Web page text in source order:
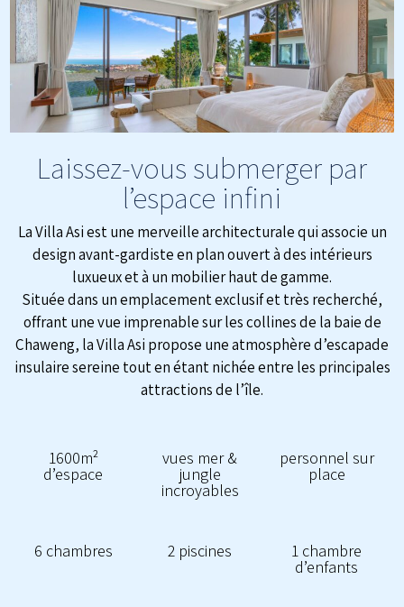
Laissez-vous submerger par
l’espace infini
La Villa Asi est une merveille architecturale qui associe un
design avant-gardiste en plan ouvert à des intérieurs
luxueux et à un mobilier haut de gamme.​
Située dans un emplacement exclusif et très recherché,
offrant une vue imprenable sur les collines de la baie de
Chaweng, la Villa Asi propose une atmosphère d’escapade
insulaire sereine tout en étant nichée entre les principales
attractions de l’île.​
1600m²
d’espace
vues mer &
jungle
incroyables
personnel sur
place
6 chambres 2 piscines 1 chambre
d’enfants